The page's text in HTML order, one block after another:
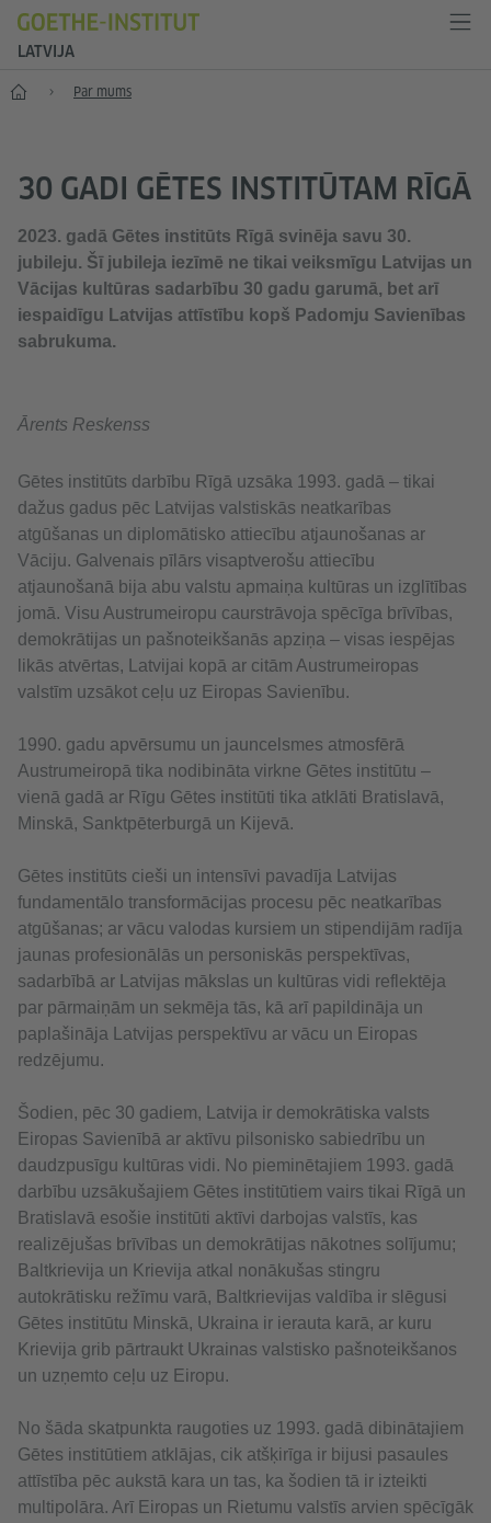
LATVIJA
Sākums Par mums
30 GADI GĒTES INSTITŪTAM RĪGĀ
2023. gadā Gētes institūts Rīgā svinēja savu 30.
jubileju. Šī jubileja iezīmē ne tikai veiksmīgu Latvijas un
Vācijas kultūras sadarbību 30 gadu garumā, bet arī
iespaidīgu Latvijas attīstību kopš Padomju Savienības
sabrukuma.
Ārents Reskenss
Gētes institūts darbību Rīgā uzsāka 1993. gadā – tikai
dažus gadus pēc Latvijas valstiskās neatkarības
atgūšanas un diplomātisko attiecību atjaunošanas ar
Vāciju. Galvenais pīlārs visaptverošu attiecību
atjaunošanā bija abu valstu apmaiņa kultūras un izglītības
jomā. Visu Austrumeiropu caurstrāvoja spēcīga brīvības,
demokrātijas un pašnoteikšanās apziņa – visas iespējas
likās atvērtas, Latvijai kopā ar citām Austrumeiropas
valstīm uzsākot ceļu uz Eiropas Savienību.
1990. gadu apvērsumu un jauncelsmes atmosfērā
Austrumeiropā tika nodibināta virkne Gētes institūtu –
vienā gadā ar Rīgu Gētes institūti tika atklāti Bratislavā,
Minskā, Sanktpēterburgā un Kijevā.
Gētes institūts cieši un intensīvi pavadīja Latvijas
fundamentālo transformācijas procesu pēc neatkarības
atgūšanas; ar vācu valodas kursiem un stipendijām radīja
jaunas profesionālās un personiskās perspektīvas,
sadarbībā ar Latvijas mākslas un kultūras vidi reflektēja
par pārmaiņām un sekmēja tās, kā arī papildināja un
paplašināja Latvijas perspektīvu ar vācu un Eiropas
redzējumu.
Šodien, pēc 30 gadiem, Latvija ir demokrātiska valsts
Eiropas Savienībā ar aktīvu pilsonisko sabiedrību un
daudzpusīgu kultūras vidi. No pieminētajiem 1993. gadā
darbību uzsākušajiem Gētes institūtiem vairs tikai Rīgā un
Bratislavā esošie institūti aktīvi darbojas valstīs, kas
realizējušas brīvības un demokrātijas nākotnes solījumu;
Baltkrievija un Krievija atkal nonākušas stingru
autokrātisku režīmu varā, Baltkrievijas valdība ir slēgusi
Gētes institūtu Minskā, Ukraina ir ierauta karā, ar kuru
Krievija grib pārtraukt Ukrainas valstisko pašnoteikšanos
un uzņemto ceļu uz Eiropu.
No šāda skatpunkta raugoties uz 1993. gadā dibinātajiem
Gētes institūtiem atklājas, cik atšķirīga ir bijusi pasaules
attīstība pēc aukstā kara un tas, ka šodien tā ir izteikti
multipolāra. Arī Eiropas un Rietumu valstīs arvien spēcīgāk